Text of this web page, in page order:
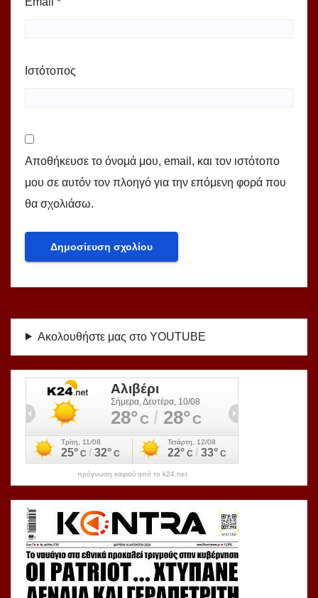
Ιστότοπος
Αποθήκευσε το όνομά μου, email, και τον ιστότοπο
μου σε αυτόν τον πλοηγό για την επόμενη φορά που
θα σχολιάσω.
Ακολουθήστε μας στο YOUTUBE
πρόγνωση καιρού από το k24.net